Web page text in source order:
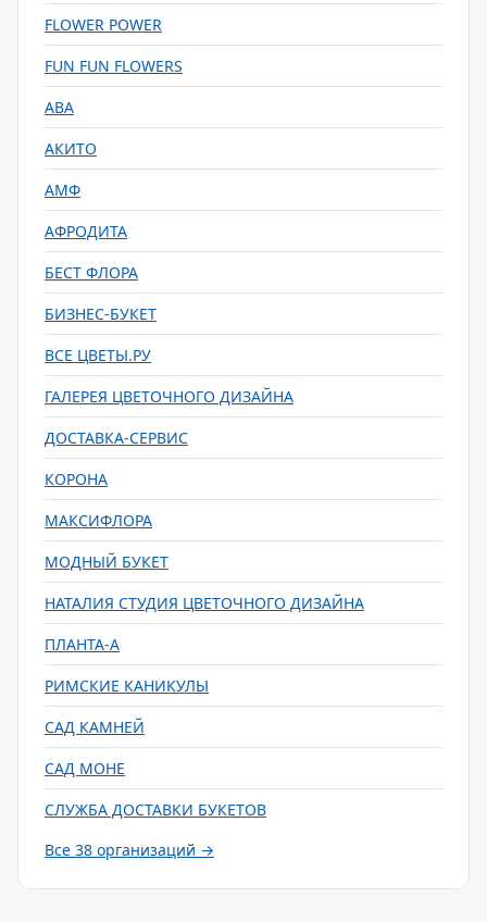
FLOWER POWER
FUN FUN FLOWERS
АВА
АКИТО
АМФ
АФРОДИТА
БЕСТ ФЛОРА
БИЗНЕС-БУКЕТ
ВСЕ ЦВЕТЫ.РУ
ГАЛЕРЕЯ ЦВЕТОЧНОГО ДИЗАЙНА
ДОСТАВКА-СЕРВИС
КОРОНА
МАКСИФЛОРА
МОДНЫЙ БУКЕТ
НАТАЛИЯ СТУДИЯ ЦВЕТОЧНОГО ДИЗАЙНА
ПЛАНТА-А
РИМСКИЕ КАНИКУЛЫ
САД КАМНЕЙ
САД МОНЕ
СЛУЖБА ДОСТАВКИ БУКЕТОВ
Все 38 организаций →